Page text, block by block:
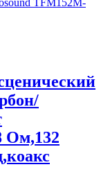
Ом,132